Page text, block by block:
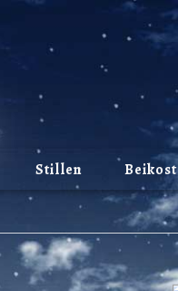
Stillen Beikost